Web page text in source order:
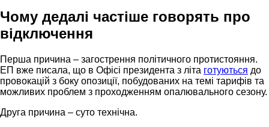
Чому дедалі частіше говорять про
відключення
Перша причина – загострення політичного протистояння.
ЕП вже писала, що в Офісі президента з літа готуються до
провокацій з боку опозиції, побудованих на темі тарифів та
можливих проблем з проходженням опалювального сезону.
Друга причина – суто технічна.